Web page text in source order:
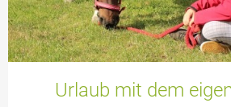
Urlaub mit dem